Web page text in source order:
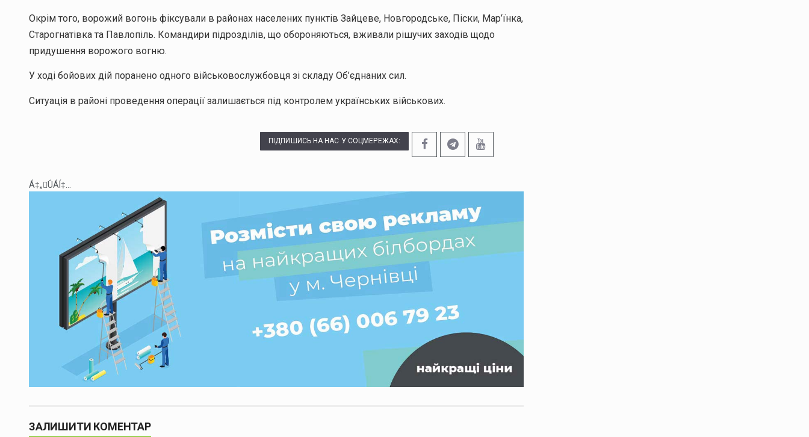
Окрім того, ворожий вогонь фіксували в районах населених пунктів Зайцеве, Новгородське, Піски, Мар’їнка,
Старогнатівка та Павлопіль. Командири підрозділів, що обороняються, вживали рішучих заходів щодо
придушення ворожого вогню.
У ході бойових дій поранено одного військовослужбовця зі складу Об’єднаних сил.
Ситуація в районі проведення операції залишається під контролем українських військових.
ПІДПИШИСЬ НА НАС У СОЦМЕРЕЖАХ:
Á‡„ÛÁÍ‡...
ЗАЛИШИТИ КОМЕНТАР